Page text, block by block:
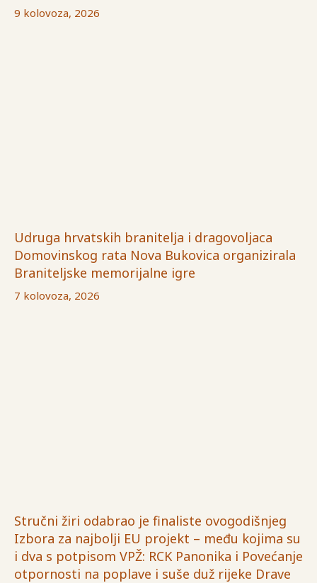
9 kolovoza, 2026
Udruga hrvatskih branitelja i dragovoljaca
Domovinskog rata Nova Bukovica organizirala
Braniteljske memorijalne igre
7 kolovoza, 2026
Stručni žiri odabrao je finaliste ovogodišnjeg
Izbora za najbolji EU projekt – među kojima su
i dva s potpisom VPŽ: RCK Panonika i Povećanje
otpornosti na poplave i suše duž rijeke Drave